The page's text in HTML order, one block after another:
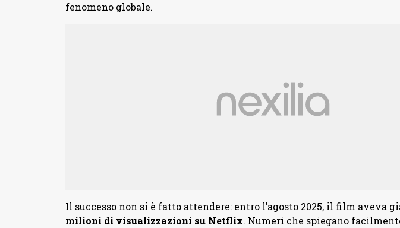
fenomeno globale.
Il successo non si è fatto attendere: entro l’agosto 2025, il film aveva
milioni di visualizzazioni su Netflix. Numeri che spiegano